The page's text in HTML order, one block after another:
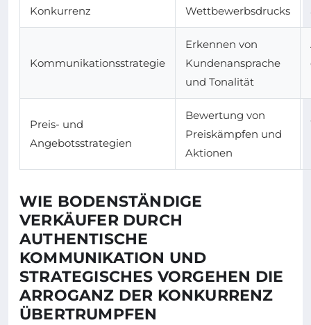
Konkurrenz
Wettbewerbsdrucks
Kommunikationsstrategie
Erkennen von
Kundenansprache
und Tonalität
Preis- und
Angebotsstrategien
Bewertung von
Preiskämpfen und
Aktionen
WIE BODENSTÄNDIGE
VERKÄUFER DURCH
AUTHENTISCHE
KOMMUNIKATION UND
STRATEGISCHES VORGEHEN DIE
ARROGANZ DER KONKURRENZ
ÜBERTRUMPFEN